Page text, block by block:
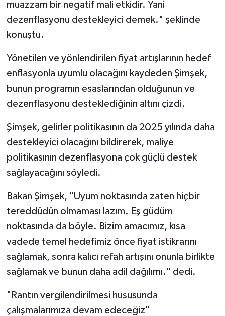
muazzam bir negatif mali etkidir. Yani
dezenflasyonu destekleyici demek." şeklinde
konuştu.
Yönetilen ve yönlendirilen fiyat artışlarının hedef
enflasyonla uyumlu olacağını kaydeden Şimşek,
bunun programın esaslarından olduğunun ve
dezenflasyonu desteklediğinin altını çizdi.
Şimşek, gelirler politikasının da 2025 yılında daha
destekleyici olacağını bildirerek, maliye
politikasının dezenflasyona çok güçlü destek
sağlayacağını söyledi.
Bakan Şimşek, "Uyum noktasında zaten hiçbir
tereddüdün olmaması lazım. Eş güdüm
noktasında da böyle. Bizim amacımız, kısa
vadede temel hedefimiz önce fiyat istikrarını
sağlamak, sonra kalıcı refah artışını onunla birlikte
sağlamak ve bunun daha adil dağılımı." dedi.
"Rantın vergilendirilmesi hususunda
çalışmalarımıza devam edeceğiz"